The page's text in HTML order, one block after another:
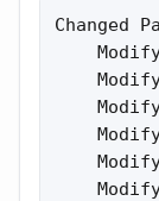
Changed